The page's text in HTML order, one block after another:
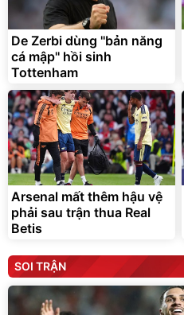
De Zerbi dùng ''bản năng
cá mập'' hồi sinh
Tottenham
Arsenal mất thêm hậu vệ
phải sau trận thua Real
Betis
SOI TRẬN